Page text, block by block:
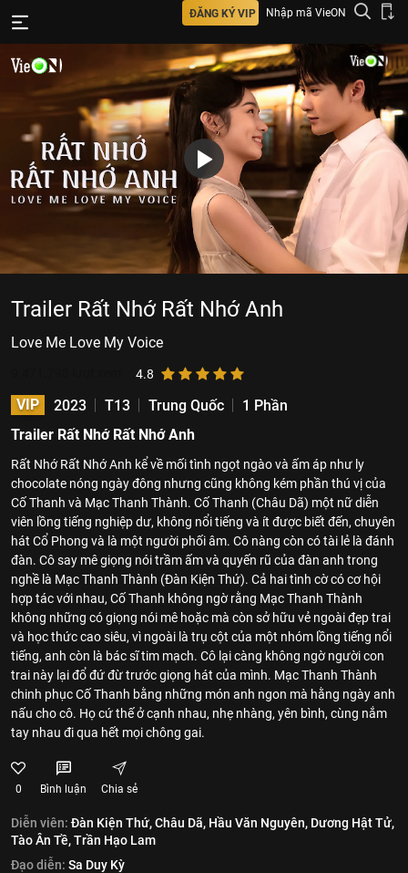
ĐĂNG KÝ VIP Nhập mã VieON
Trailer Rất Nhớ Rất Nhớ Anh
Love Me Love My Voice
4.8
VIP 2023 T13 Trung Quốc
1 Phần
Trailer Rất Nhớ Rất Nhớ Anh
Rất Nhớ Rất Nhớ Anh kể về mối tình ngọt ngào và ấm áp như ly
chocolate nóng ngày đông nhưng cũng không kém phần thú vị của
Cố Thanh và Mạc Thanh Thành. Cố Thanh (Châu Dã) một nữ diễn
viên lồng tiếng nghiệp dư, không nổi tiếng và ít được biết đến, chuyên
hát Cổ Phong và là một người phối âm. Cô nàng còn có tài lẻ là đánh
đàn. Cô say mê giọng nói trầm ấm và quyến rũ của đàn anh trong
nghề là Mạc Thanh Thành (Đàn Kiện Thứ). Cả hai tình cờ có cơ hội
hợp tác với nhau, Cố Thanh không ngờ rằng Mạc Thanh Thành
không những có giọng nói mê hoặc mà còn sở hữu vẻ ngoài đẹp trai
và học thức cao siêu, vì ngoài là trụ cột của một nhóm lồng tiếng nổi
tiếng, anh còn là bác sĩ tim mạch. Cô lại càng không ngờ người con
trai này lại đổ đứ đừ trước giọng hát của mình. Mạc Thanh Thành
chinh phục Cố Thanh bằng những món anh ngon mà hằng ngày anh
nấu cho cô. Họ cứ thế ở cạnh nhau, nhẹ nhàng, yên bình, cùng nắm
tay nhau đi qua hết mọi chông gai.
0 Bình luận Chia sẻ
Diễn viên: Đàn Kiện Thứ,Châu Dã, Hầu Văn Nguyên, Dương Hật Tử,
Tào Ân Tề,Trần Hạo Lam
Đạo diễn: Sa Duy Kỳ